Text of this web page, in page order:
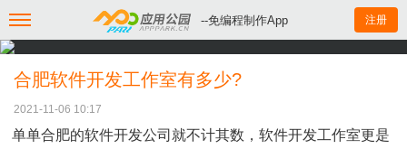
--免编程制作App 注册
合肥软件开发工作室有多少?
2021-11-06 10:17
单单合肥的软件开发公司就不计其数，软件开发工作室更是